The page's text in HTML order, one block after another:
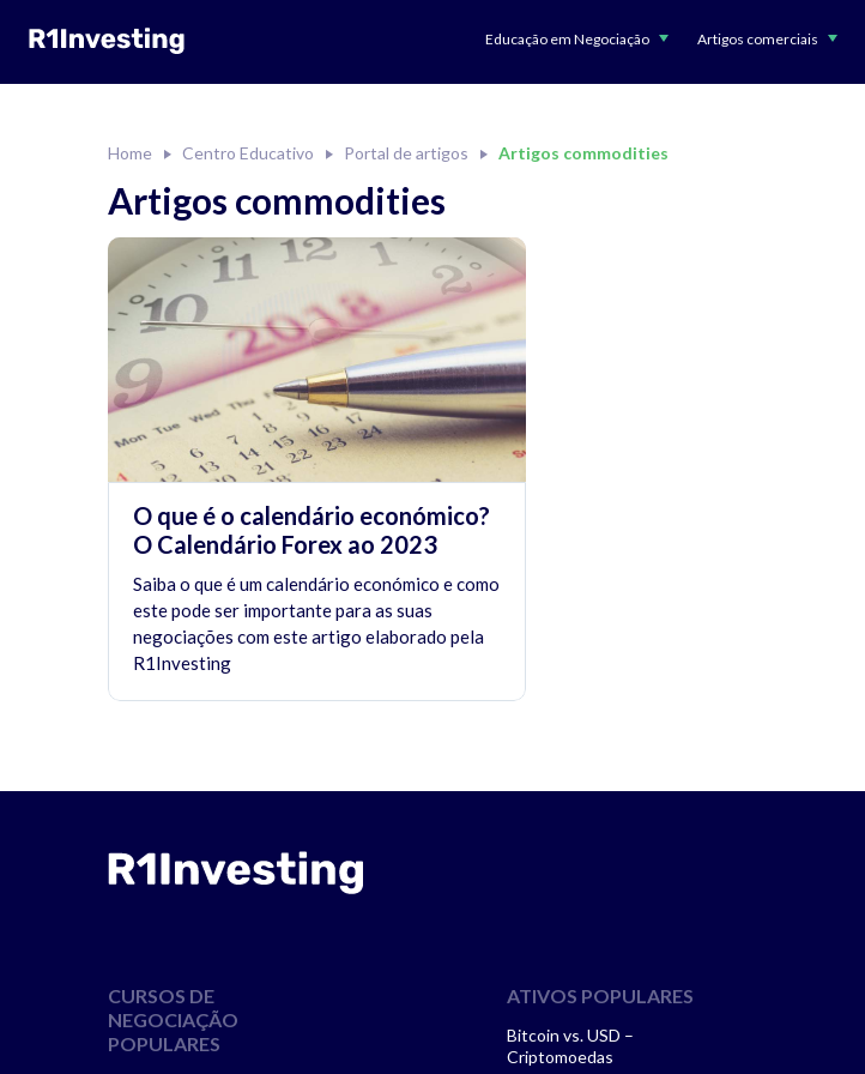
Educação em Negociação Artigos comerciais
Home Centro Educativo Portal de artigos Artigos commodities
Artigos commodities
O que é o calendário económico?
O Calendário Forex ao 2023
Saiba o que é um calendário económico e como
este pode ser importante para as suas
negociações com este artigo elaborado pela
R1Investing
CURSOS DE
NEGOCIAÇÃO
POPULARES
ATIVOS POPULARES
Bitcoin vs. USD –
Criptomoedas